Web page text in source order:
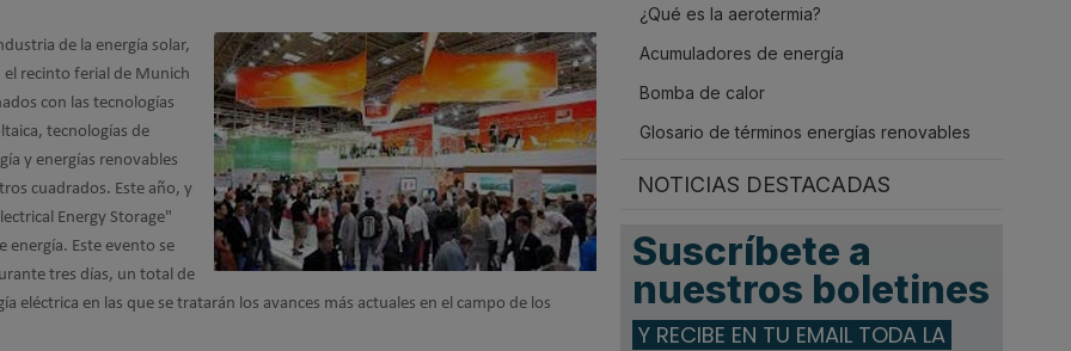
de la energía solar,
el recinto ferial de Munich
con las tecnologías
tecnologías de
y energías renovables
cuadrados. Este año, y
Energy Storage"
energía. Este evento se
tres días, un total de
eléctrica en las que se tratarán los avances más actuales en el campo de los
¿Qué es la aerotermia?
Acumuladores de energía
Bomba de calor
Glosario de términos energías renovables
NOTICIAS DESTACADAS
Suscríbete a
nuestros boletines
Y RECIBE EN TU EMAIL TODA LA